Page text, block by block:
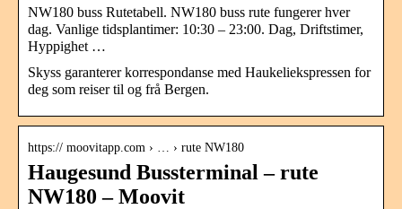
NW180 buss Rutetabell. NW180 buss rute fungerer hver
dag. Vanlige tidsplantimer: 10:30 – 23:00. Dag, Driftstimer,
Hyppighet …
Skyss garanterer korrespondanse med Haukeliekspressen for
deg som reiser til og frå Bergen.
https:// moovitapp.com › … › rute NW180
Haugesund Bussterminal – rute
NW180 – Moovit